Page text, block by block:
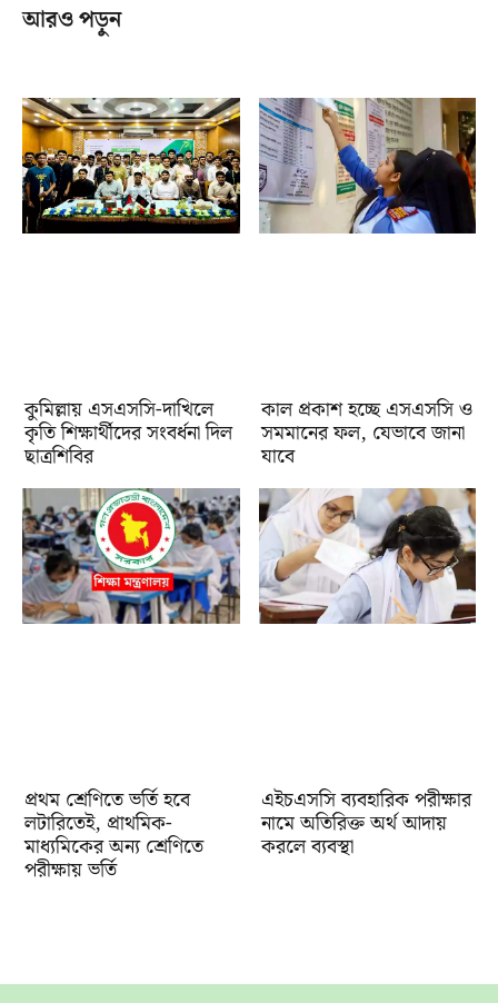
আরও পড়ুন
কুমিল্লায় এসএসসি-দাখিলে
কৃতি শিক্ষার্থীদের সংবর্ধনা দিল
ছাত্রশিবির
কাল প্রকাশ হচ্ছে এসএসসি ও
সমমানের ফল, যেভাবে জানা
যাবে
প্রথম শ্রেণিতে ভর্তি হবে
লটারিতেই, প্রাথমিক-
মাধ্যমিকের অন্য শ্রেণিতে
পরীক্ষায় ভর্তি
এইচএসসি ব্যবহারিক পরীক্ষার
নামে অতিরিক্ত অর্থ আদায়
করলে ব্যবস্থা